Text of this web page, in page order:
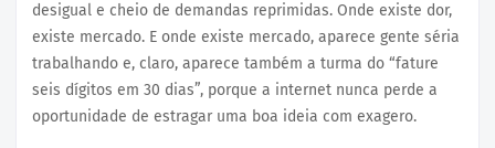
desigual e cheio de demandas reprimidas. Onde existe dor,
existe mercado. E onde existe mercado, aparece gente séria
trabalhando e, claro, aparece também a turma do “fature
seis dígitos em 30 dias”, porque a internet nunca perde a
oportunidade de estragar uma boa ideia com exagero.